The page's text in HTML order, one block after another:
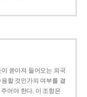
쏟아져 들어오는 외국
할 것인가의 여부를 결
어야 한다. 이 조항은